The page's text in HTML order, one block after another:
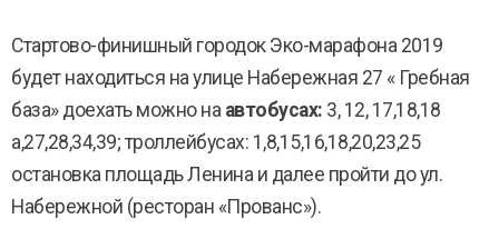
Стартово-финишный городок Эко-марафона 2019
будет находиться на улице Набережная 27 « Гребная
база» доехать можно на автобусах: 3, 12, 17,18,18
а,27,28,34,39; троллейбусах: 1,8,15,16,18,20,23,25
остановка площадь Ленина и далее пройти до ул.
Набережной (ресторан «Прованс»).